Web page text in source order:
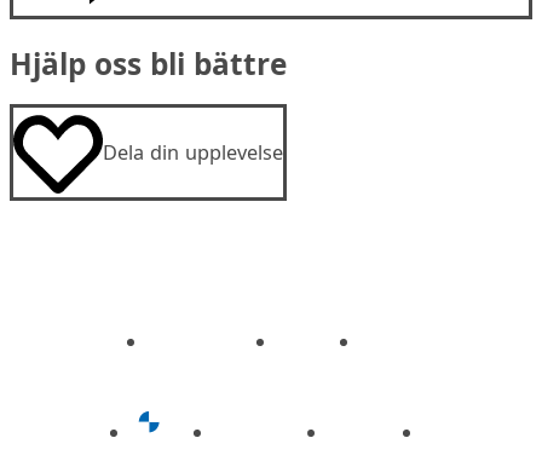
Hjälp oss bli bättre
Dela din upplevelse